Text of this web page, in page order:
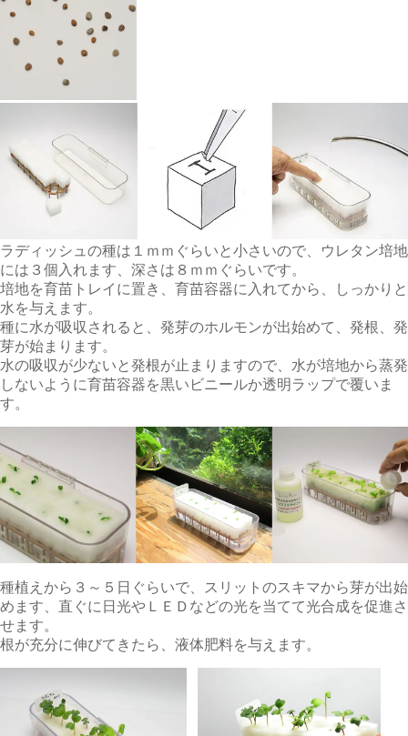
ラディッシュの種は１ｍｍぐらいと小さいので、ウレタン培地
には３個入れます、深さは８ｍｍぐらいです。
培地を育苗トレイに置き、育苗容器に入れてから、しっかりと
水を与えます。
種に水が吸収されると、発芽のホルモンが出始めて、発根、発
芽が始まります。
水の吸収が少ないと発根が止まりますので、水が培地から蒸発
しないように育苗容器を黒いビニールか透明ラップで覆いま
す。
種植えから３～５日ぐらいで、スリットのスキマから芽が出始
めます、直ぐに日光やＬＥＤなどの光を当てて光合成を促進さ
せます。
根が充分に伸びてきたら、液体肥料を与えます。